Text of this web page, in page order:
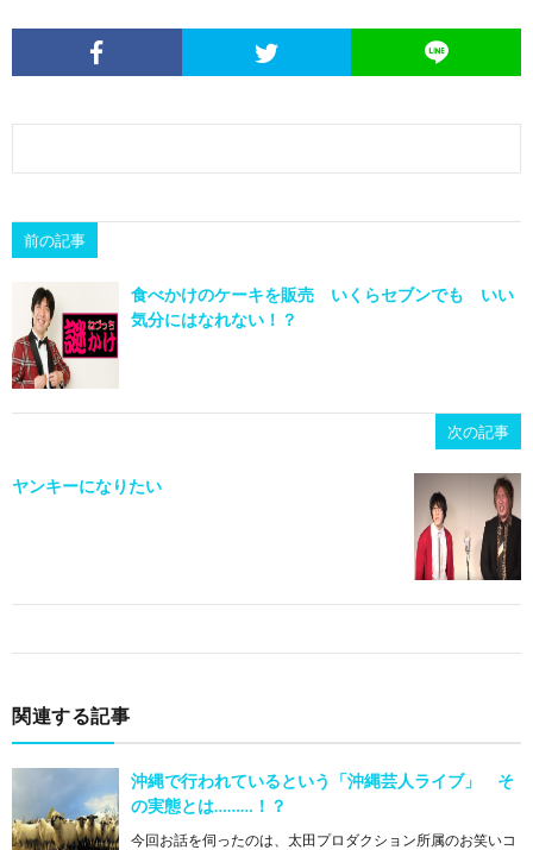
前の記事
食べかけのケーキを販売 いくらセブンでも いい
気分にはなれない！？
次の記事
ヤンキーになりたい
関連する記事
沖縄で行われているという「沖縄芸人ライブ」 そ
の実態とは………！？
今回お話を伺ったのは、太田プロダクション所属のお笑いコ